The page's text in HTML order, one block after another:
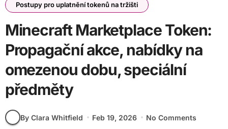
Postupy pro uplatnění tokenů na tržišti
Minecraft Marketplace Token:
Propagační akce, nabídky na
omezenou dobu, speciální
předměty
By Clara Whitfield Feb 19, 2026 No Comments